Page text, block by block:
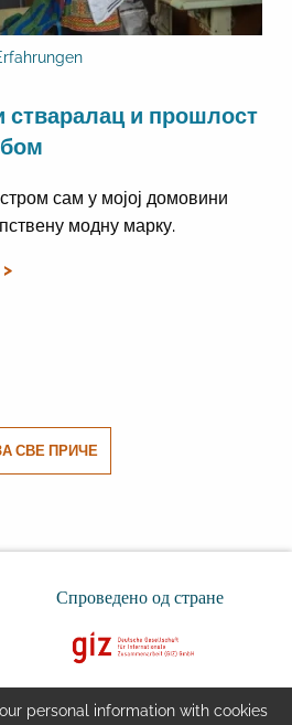
и прошлост
сам у мојој домовини
модну марку.
СВЕ ПРИЧЕ
Спроведено од стране
personal information with cookies